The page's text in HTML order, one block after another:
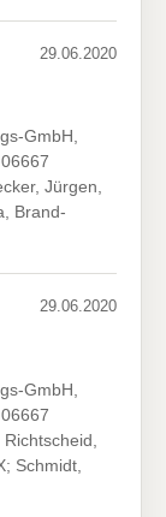
29.06.2020
GmbH,
Jürgen,
Brand-
29.06.2020
GmbH,
Schmidt,